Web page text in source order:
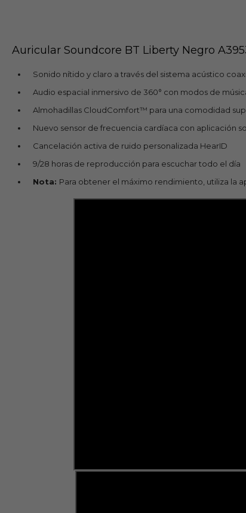
Auricular Soundcore BT Liberty Negro
Sonido nítido y claro a través del sistema acústico
Audio espacial inmersivo de 360° con modos de
Almohadillas CloudComfort™️ para una comodidad
Nuevo sensor de frecuencia cardíaca con aplicación
Cancelación activa de ruido personalizada HearID
9/28 horas de reproducción para escuchar todo el día
Nota: Para obtener el máximo rendimiento, utiliza la